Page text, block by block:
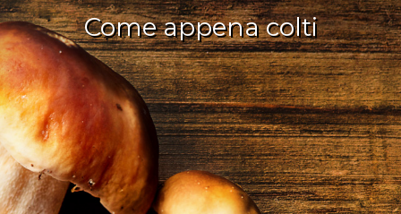
Come appena colti